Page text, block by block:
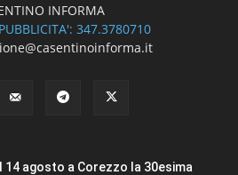
INFORMA
347.3780710
14 agosto a Corezzo la 30esima